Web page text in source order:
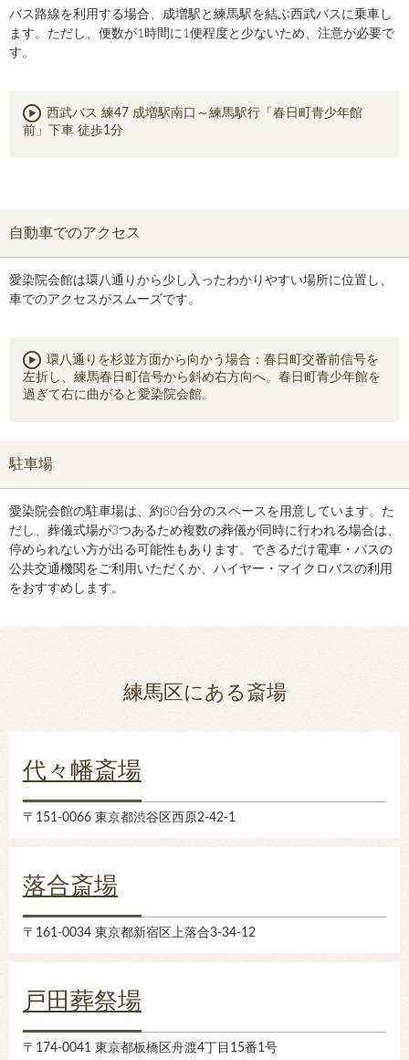
バス路線を利用する場合、成増駅と練馬駅を結ぶ西武バスに乗車し
ます。ただし、便数が1時間に1便程度と少ないため、注意が必要で
す。
西武バス 練47 成増駅南口～練馬駅行「春日町青少年館
前」下車 徒歩1分
自動車でのアクセス
愛染院会館は環八通りから少し入ったわかりやすい場所に位置し、
車でのアクセスがスムーズです。
環八通りを杉並方面から向かう場合：春日町交番前信号を
左折し、練馬春日町信号から斜め右方向へ。春日町青少年館を
過ぎて右に曲がると愛染院会館。
駐車場
愛染院会館の駐車場は、約80台分のスペースを用意しています。た
だし、葬儀式場が3つあるため複数の葬儀が同時に行われる場合は、
停められない方が出る可能性もあります。できるだけ電車・バスの
公共交通機関をご利用いただくか、ハイヤー・マイクロバスの利用
をおすすめします。
練馬区にある斎場
代々幡斎場
〒151-0066 東京都渋谷区西原2-42-1
落合斎場
〒161-0034 東京都新宿区上落合3-34-12
戸田葬祭場
〒174-0041 東京都板橋区舟渡4丁目15番1号